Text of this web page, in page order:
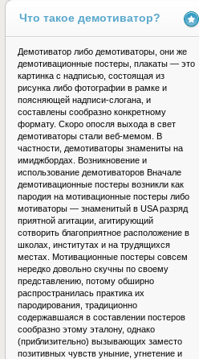
Что такое демотиватор?
Демотиватор либо демотиваторы, они же
демотивационные постеры, плакаты — это
картинка с надписью, состоящая из
рисунка либо фотографии в рамке и
поясняющей надписи-слогана, и
составлены сообразно конкретному
формату. Скоро опосля выхода в свет
демотиваторы стали веб-мемом. В
частности, демотиваторы знамениты на
имиджбордах. Возникновение и
использование демотиваторов Вначале
демотивационные постеры возникли как
пародия на мотивационные постеры либо
мотиваторы — знаменитый в USA разряд
приятной агитации, агитирующий
сотворить благоприятное расположение в
школах, институтах и на трудящихся
местах. Мотивационные постеры совсем
нередко довольно скучны по своему
представлению, потому обширно
распространилась практика их
пародирования, традиционно
содержавшаяся в составлении постеров
сообразно этому эталону, однако
(приблизительно) вызывающих заместо
позитивных чувств уныние, угнетение и